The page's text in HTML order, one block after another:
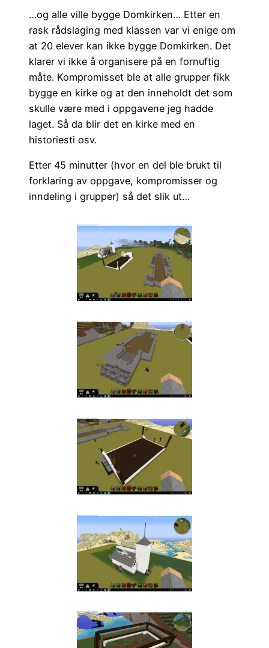
…og alle ville bygge Domkirken… Etter en
rask rådslaging med klassen var vi enige om
at 20 elever kan ikke bygge Domkirken. Det
klarer vi ikke å organisere på en fornuftig
måte. Kompromisset ble at alle grupper fikk
bygge en kirke og at den inneholdt det som
skulle være med i oppgavene jeg hadde
laget. Så da blir det en kirke med en
historiesti osv.
Etter 45 minutter (hvor en del ble brukt til
forklaring av oppgave, kompromisser og
inndeling i grupper) så det slik ut…